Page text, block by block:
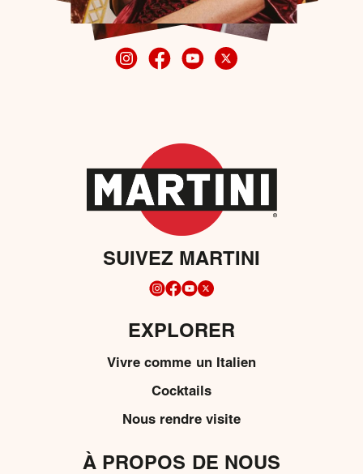
SUIVEZ MARTINI
EXPLORER
Vivre comme un Italien
Cocktails
Nous rendre visite
À PROPOS DE NOUS